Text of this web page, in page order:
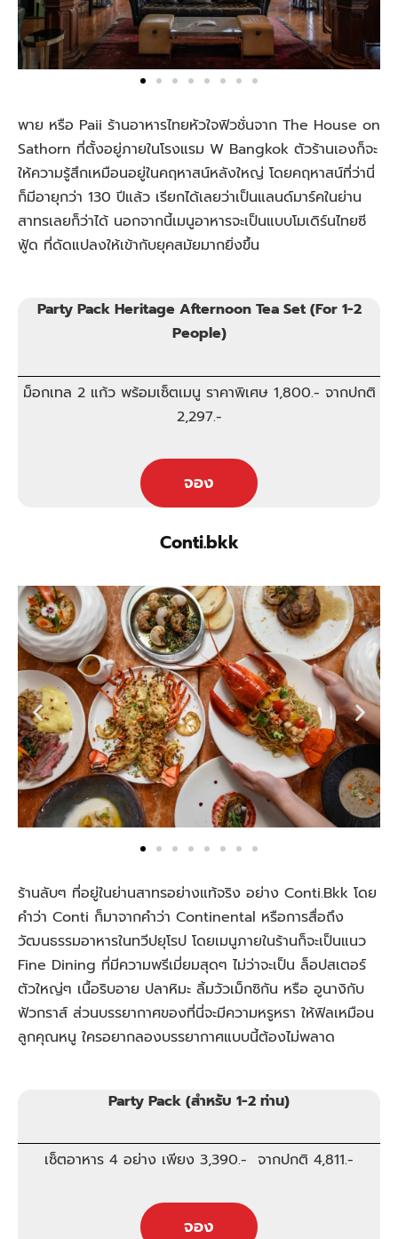
พาย หรือ Paii ร้านอาหารไทยหัวใจฟิวชั่นจาก The House on
Sathorn ที่ตั้งอยู่ภายในโรงแรม W Bangkok ตัวร้านเองก็จะ
ให้ความรู้สึกเหมือนอยู่ในคฤหาสน์หลังใหญ่ โดยคฤหาสน์ที่ว่านี่
ก็มีอายุกว่า 130 ปีแล้ว เรียกได้เลยว่าเป็นแลนด์มาร์คในย่าน
สาทรเลยก็ว่าได้ นอกจากนี้เมนูอาหารจะเป็นแบบโมเดิร์นไทยซี
ฟู้ด ที่ดัดแปลงให้เข้ากับยุคสมัยมากยิ่งขึ้น
Party Pack Heritage Afternoon Tea Set (For 1-2
People)
ม็อกเทล 2 แก้ว พร้อมเซ็ตเมนู ราคาพิเศษ 1,800.- จากปกติ
2,297.-
จอง
Conti.bkk
ร้านลับๆ ที่อยู่ในย่านสาทรอย่างแท้จริง อย่าง Conti.Bkk โดย
คำว่า Conti ก็มาจากคำว่า Continental หรือการสื่อถึง
วัฒนธรรมอาหารในทวีปยุโรป โดยเมนูภายในร้านก็จะเป็นแนว
Fine Dining ที่มีความพรีเมี่ยมสุดๆ ไม่ว่าจะเป็น ล็อปสเตอร์
ตัวใหญ่ๆ เนื้อริบอาย ปลาหิมะ ลิ้มวัวเม็กซิกัน หรือ อูนางิกับ
ฟัวกราส์ ส่วนบรรยากาศของที่นี่จะมีความหรูหรา ให้ฟิลเหมือน
ลูกคุณหนู ใครอยากลองบรรยากาศแบบนี้ต้องไม่พลาด
Party Pack (สำหรับ 1-2 ท่าน)
เซ็ตอาหาร 4 อย่าง เพียง 3,390.- จากปกติ 4,811.-
จอง